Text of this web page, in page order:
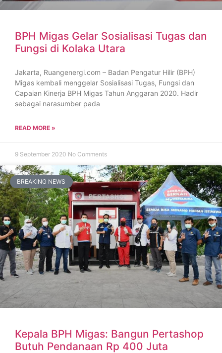
BPH Migas Gelar Sosialisasi Tugas dan
Fungsi di Kolaka Utara
Jakarta, Ruangenergi.com – Badan Pengatur Hilir (BPH)
Migas kembali menggelar Sosialisasi Tugas, Fungsi dan
Capaian Kinerja BPH Migas Tahun Anggaran 2020. Hadir
sebagai narasumber pada
READ MORE »
9 September 2020 No Comments
BREAKING NEWS
Kepala BPH Migas: Bangun Pertashop
Butuh Pendanaan Rp 400 Juta